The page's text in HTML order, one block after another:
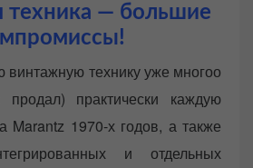
техника — большие
винтажную технику уже многоо
практически каждую
Marantz 1970-х годов, а также
и отдельных